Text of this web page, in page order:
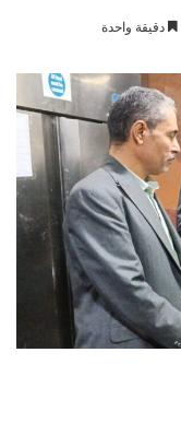
دقيقة واحدة